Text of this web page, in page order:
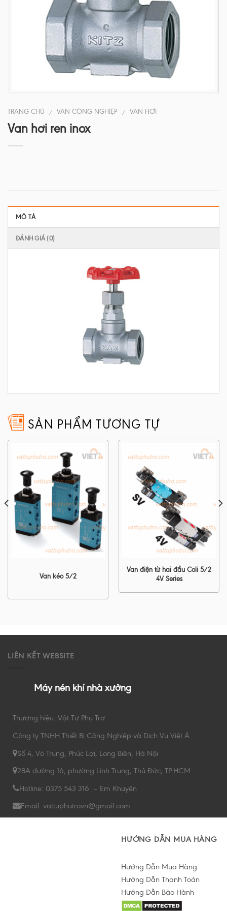
TRANG CHỦ / VAN CÔNG NGHIỆP / VAN HƠI
Van hơi ren inox
MÔ TẢ
ĐÁNH GIÁ (0)
SẢN PHẨM TƯƠNG TỰ
Van kéo 5/2
Van điện từ hai đầu Coli 5/2
4V Series
LIÊN KẾT WEBSITE
Máy nén khí nhà xưởng
Thương hiệu: Vật Tư Phụ Trợ
Công ty TNHH Thiết Bị Công Nghiệp và Dịch Vụ Việt Á
Số 4, Võ Trung, Phúc Lợi, Long Biên, Hà Nội
28A đường 16, phường Linh Trung, Thủ Đức, TP.HCM
Hotline: 0375 543 316 – Em Khuyên
Email: vattuphutrovn@gmail.com
HƯỚNG DẪN MUA HÀNG
Hướng Dẫn Mua Hàng
Hướng Dẫn Thanh Toán
Hướng Dẫn Bảo Hành